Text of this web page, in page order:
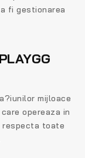
fi gestionarea
mijloace
opereaza in
respecta toate